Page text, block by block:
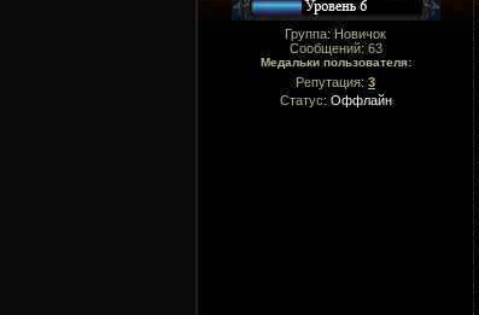
Группа: Новичок
Сообщений: 63
Медальки пользователя:
Репутация: 3
Статус: Оффлайн